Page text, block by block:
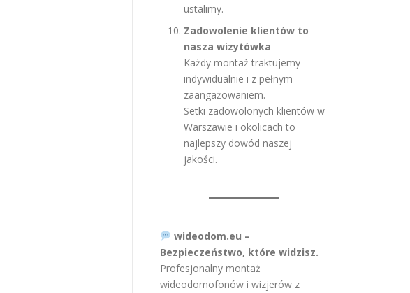
ustalimy.
Zadowolenie klientów to
nasza wizytówka
Każdy montaż traktujemy
indywidualnie i z pełnym
zaangażowaniem.
Setki zadowolonych klientów w
Warszawie i okolicach to
najlepszy dowód naszej
jakości.
wideodom.eu –
Bezpieczeństwo, które widzisz.
Profesjonalny montaż
wideodomofonów i wizjerów z